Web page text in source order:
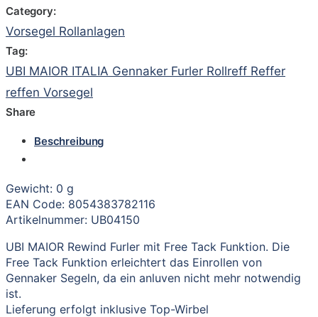
Category:
Vorsegel Rollanlagen
Tag:
UBI MAIOR ITALIA Gennaker Furler Rollreff Reffer
reffen Vorsegel
Share
Beschreibung
Gewicht: 0 g
EAN Code: 8054383782116
Artikelnummer: UB04150
UBI MAIOR Rewind Furler mit Free Tack Funktion. Die
Free Tack Funktion erleichtert das Einrollen von
Gennaker Segeln, da ein anluven nicht mehr notwendig
ist.
Lieferung erfolgt inklusive Top-Wirbel